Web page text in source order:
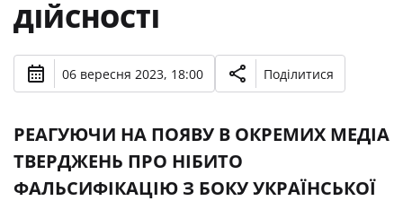
ДІЙСНОСТІ
06 вересня 2023, 18:00 Поділитися
РЕАГУЮЧИ НА ПОЯВУ В ОКРЕМИХ МЕДІА
ТВЕРДЖЕНЬ ПРО НІБИТО
ФАЛЬСИФІКАЦІЮ З БОКУ УКРАЇНСЬКОЇ